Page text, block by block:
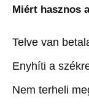
Miért hasznos
Telve van
Enyhíti a
Nem terheli